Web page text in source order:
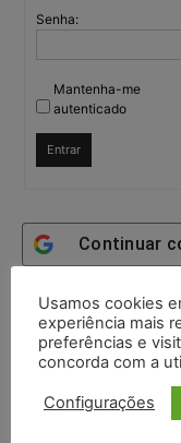
Senha:
Mantenha-me
autenticado
Entrar
Continuar
Usamos cookies
experiência mais
preferências e
concorda com a
Configurações